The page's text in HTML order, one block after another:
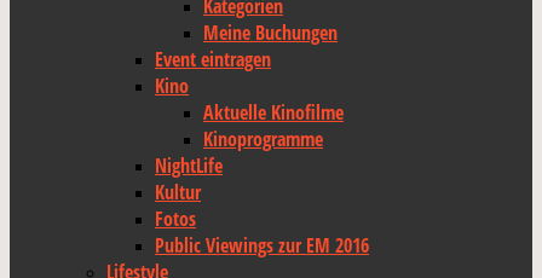
Kategorien
Meine Buchungen
Event eintragen
Kino
Aktuelle Kinofilme
Kinoprogramme
NightLife
Kultur
Fotos
Public Viewings zur EM 2016
Lifestyle